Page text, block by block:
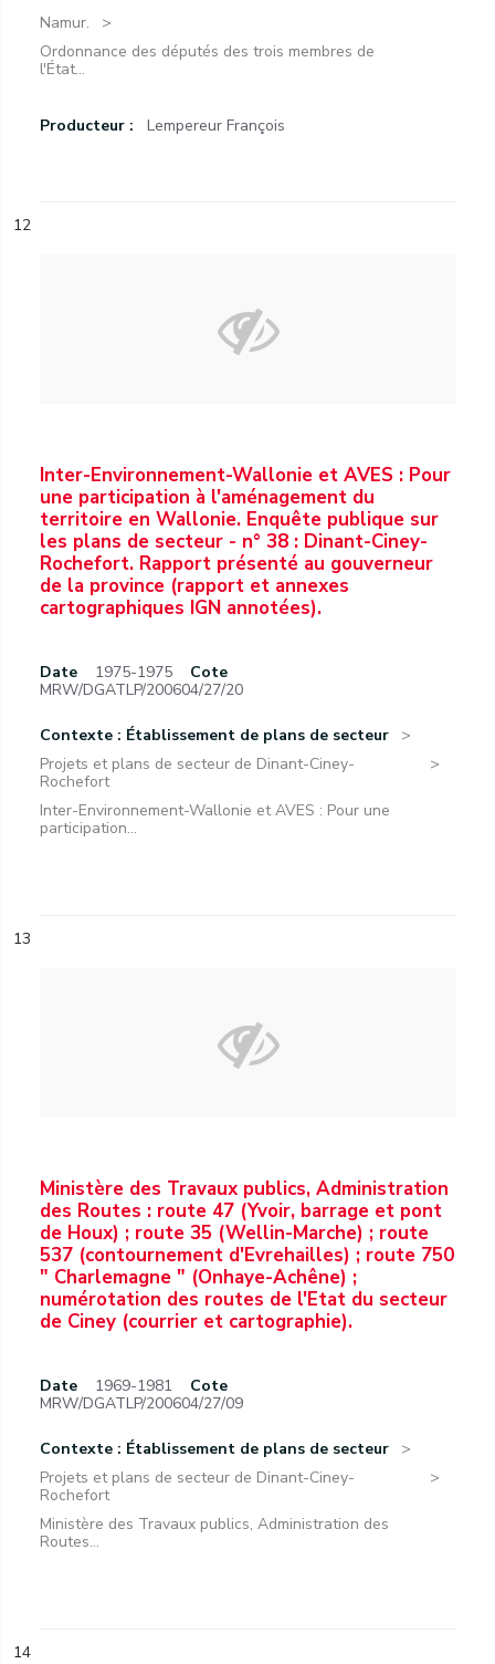
Namur.
Ordonnance des députés des trois membres de
l'État...
Producteur : Lempereur François
12
Inter-Environnement-Wallonie et AVES : Pour
une participation à l'aménagement du
territoire en Wallonie. Enquête publique sur
les plans de secteur - n° 38 : Dinant-Ciney-
Rochefort. Rapport présenté au gouverneur
de la province (rapport et annexes
cartographiques IGN annotées).
Date 1975-1975
Cote
MRW/DGATLP/200604/27/20
Contexte : Établissement de plans de secteur
Projets et plans de secteur de Dinant-Ciney-
Rochefort
Inter-Environnement-Wallonie et AVES : Pour une
participation...
13
Ministère des Travaux publics, Administration
des Routes : route 47 (Yvoir, barrage et pont
de Houx) ; route 35 (Wellin-Marche) ; route
537 (contournement d'Evrehailles) ; route 750
" Charlemagne " (Onhaye-Achêne) ;
numérotation des routes de l'Etat du secteur
de Ciney (courrier et cartographie).
Date 1969-1981
Cote
MRW/DGATLP/200604/27/09
Contexte : Établissement de plans de secteur
Projets et plans de secteur de Dinant-Ciney-
Rochefort
Ministère des Travaux publics, Administration des
Routes...
14